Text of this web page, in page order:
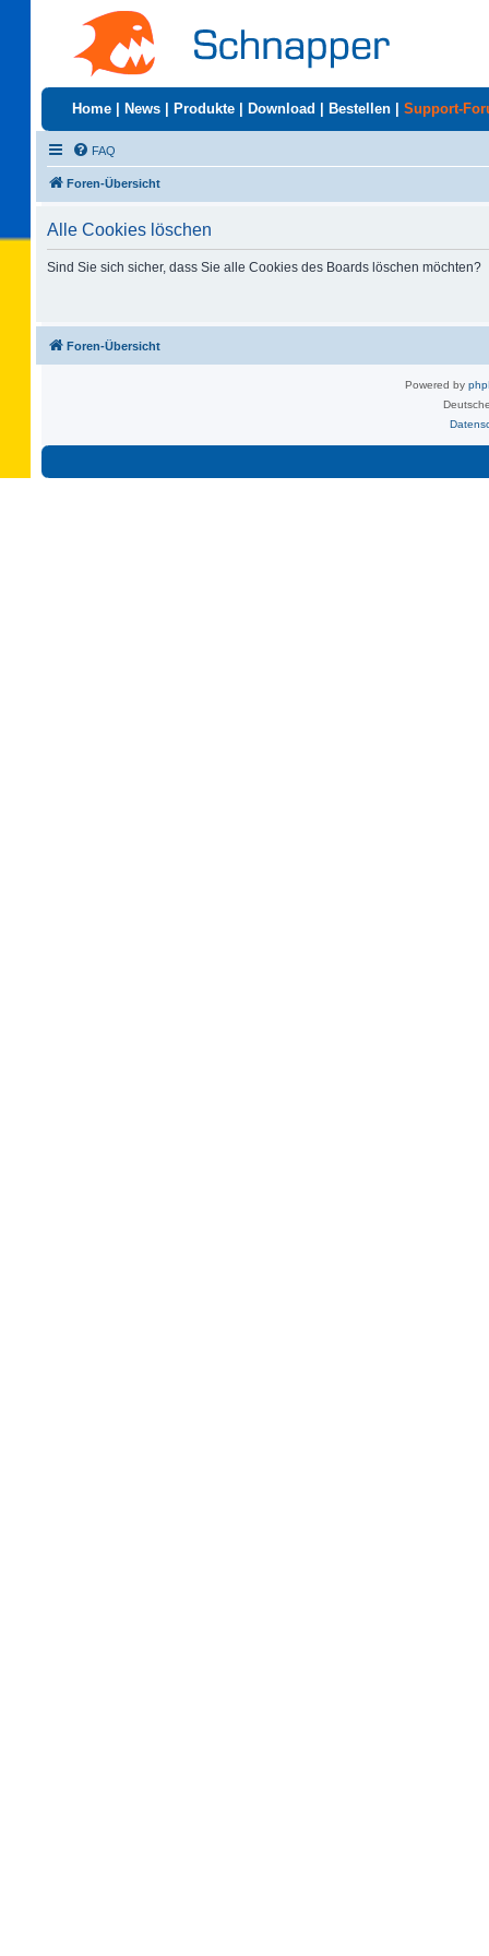
Home News Produkte Download Bestellen Support-
FAQ
Foren-Übersicht
Alle Cookies löschen
Sind Sie sich sicher, dass Sie alle Cookies des Boards löschen möchten?
Foren-Übersicht
Powered by